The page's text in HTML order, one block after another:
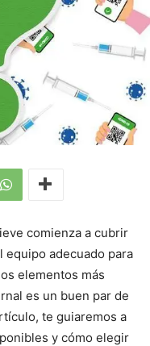
comienza a cubrir
equipo adecuado para
elementos más
es un buen par de
te guiaremos a
y cómo elegir